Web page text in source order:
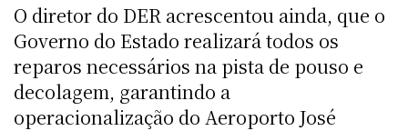
O diretor do DER acrescentou ainda, que o
Governo do Estado realizará todos os
reparos necessários na pista de pouso e
decolagem, garantindo a
operacionalização do Aeroporto José